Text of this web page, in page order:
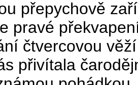
přepychově
pravé
čtvercovou
přivítala